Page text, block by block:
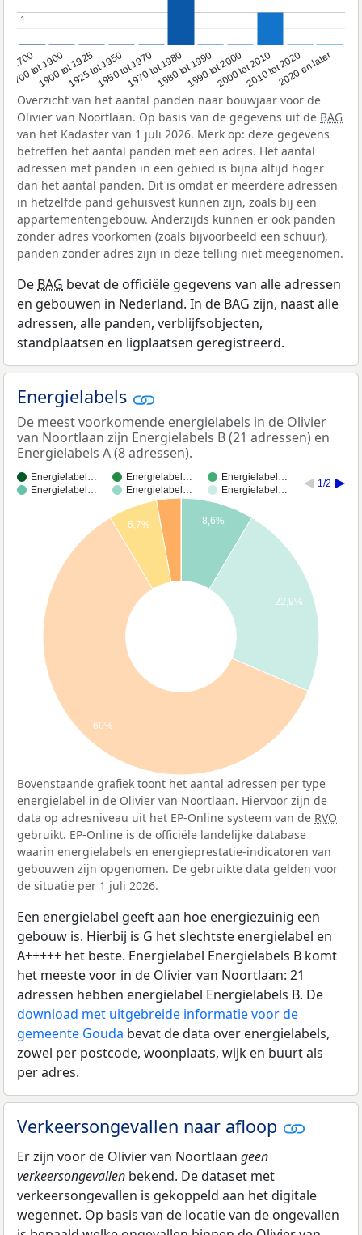
1700
1700 tot 1900
1900 tot 19251925 tot 19501950 tot 19701970 tot 19801980 tot 19901990 tot 20002000 tot 20102010 tot 20202020 en later
1
1
Overzicht van het aantal panden naar bouwjaar voor de
Olivier van Noortlaan. Op basis van de gegevens uit de BAG
van het Kadaster van 1 juli 2026. Merk op: deze gegevens
betreffen het aantal panden met een adres. Het aantal
adressen met panden in een gebied is bijna altijd hoger
dan het aantal panden. Dit is omdat er meerdere adressen
in hetzelfde pand gehuisvest kunnen zijn, zoals bij een
appartementengebouw. Anderzijds kunnen er ook panden
zonder adres voorkomen (zoals bijvoorbeeld een schuur),
panden zonder adres zijn in deze telling niet meegenomen.
De BAG bevat de officiële gegevens van alle adressen
en gebouwen in Nederland. In de BAG zijn, naast alle
adressen, alle panden, verblijfsobjecten,
standplaatsen en ligplaatsen geregistreerd.
Energielabels
De meest voorkomende energielabels in de Olivier
van Noortlaan zijn Energielabels B (21 adressen) en
Energielabels A (8 adressen).
Energielabel… Energielabel…
Energielabel…
Energielabel…
Energielabel… Energielabel…
1/2
8,6%
22,9%
5,7%
60%
Bovenstaande grafiek toont het aantal adressen per type
energielabel in de Olivier van Noortlaan. Hiervoor zijn de
data op adresniveau uit het EP-Online systeem van de RVO
gebruikt. EP-Online is de officiële landelijke database
waarin energielabels en energieprestatie-indicatoren van
gebouwen zijn opgenomen. De gebruikte data gelden voor
de situatie per 1 juli 2026.
Een energielabel geeft aan hoe energiezuinig een
gebouw is. Hierbij is G het slechtste energielabel en
A+++++ het beste. Energielabel Energielabels B komt
het meeste voor in de Olivier van Noortlaan: 21
adressen hebben energielabel Energielabels B. De
download met uitgebreide informatie voor de
gemeente Gouda bevat de data over energielabels,
zowel per postcode, woonplaats, wijk en buurt als
per adres.
Verkeersongevallen naar afloop
Er zijn voor de Olivier van Noortlaan geen
verkeersongevallen bekend. De dataset met
verkeersongevallen is gekoppeld aan het digitale
wegennet. Op basis van de locatie van de ongevallen